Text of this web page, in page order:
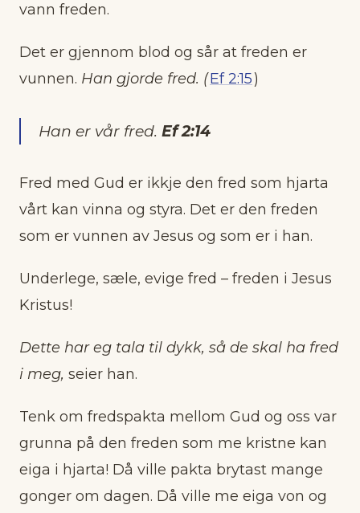
vann freden.
Det er gjennom blod og sår at freden er
vunnen. Han gjorde fred. (Ef 2:15)
Han er vår fred. Ef 2:14
Fred med Gud er ikkje den fred som hjarta
vårt kan vinna og styra. Det er den freden
som er vunnen av Jesus og som er i han.
Underlege, sæle, evige fred – freden i Jesus
Kristus!
Dette har eg tala til dykk, så de skal ha fred
i meg, seier han.
Tenk om fredspakta mellom Gud og oss var
grunna på den freden som me kristne kan
eiga i hjarta! Då ville pakta brytast mange
gonger om dagen. Då ville me eiga von og